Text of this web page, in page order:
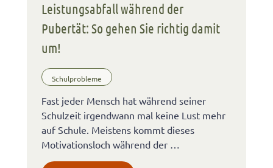
Leistungsabfall während der
Pubertät: So gehen Sie richtig damit
um!
Schulprobleme
Fast jeder Mensch hat während seiner
Schulzeit irgendwann mal keine Lust mehr
auf Schule. Meistens kommt dieses
Motivationsloch während der …